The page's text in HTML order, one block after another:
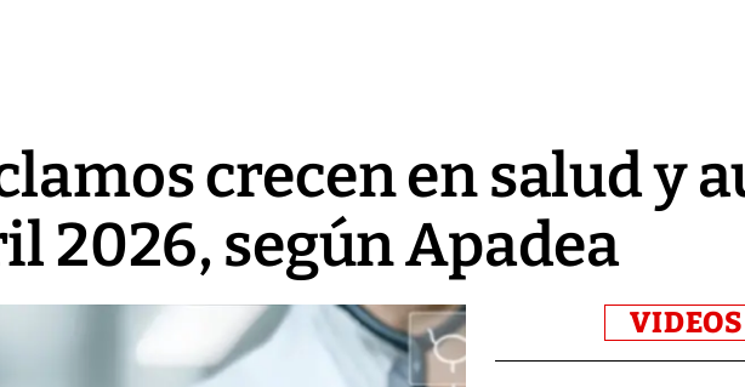
crecen en salud y
2026, según Apadea
VIDEOS